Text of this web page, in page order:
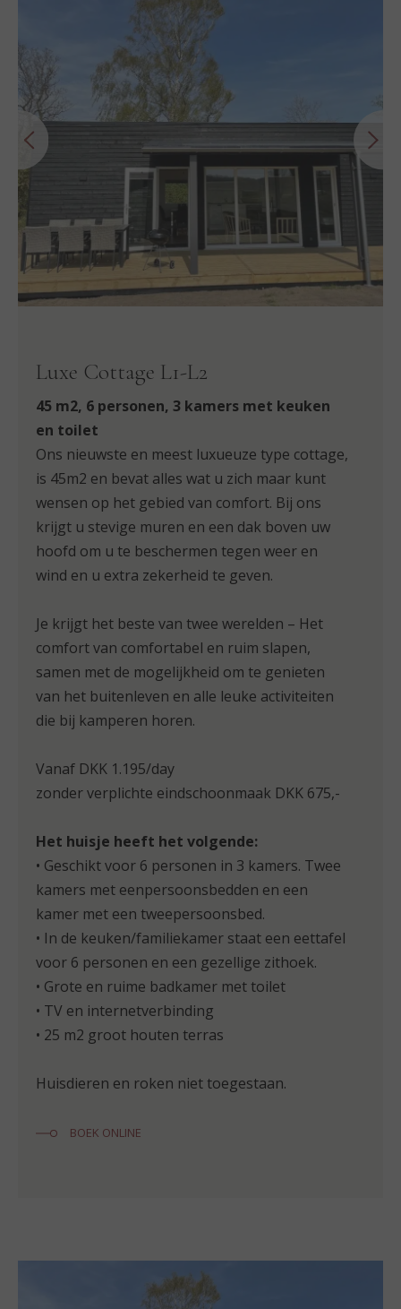
Luxe Cottage L1-L2
45 m2, 6 personen, 3 kamers met keuken
en toilet
Ons nieuwste en meest luxueuze type cottage,
is 45m2 en bevat alles wat u zich maar kunt
wensen op het gebied van comfort. Bij ons
krijgt u stevige muren en een dak boven uw
hoofd om u te beschermen tegen weer en
wind en u extra zekerheid te geven.
Je krijgt het beste van twee werelden – Het
comfort van comfortabel en ruim slapen,
samen met de mogelijkheid om te genieten
van het buitenleven en alle leuke activiteiten
die bij kamperen horen.
Vanaf DKK 1.195/day
zonder verplichte eindschoonmaak DKK 675,-
Het huisje heeft het volgende:
• Geschikt voor 6 personen in 3 kamers. Twee
kamers met eenpersoonsbedden en een
kamer met een tweepersoonsbed.
• In de keuken/familiekamer staat een eettafel
voor 6 personen en een gezellige zithoek.
• Grote en ruime badkamer met toilet
• TV en internetverbinding
• 25 m2 groot houten terras
Huisdieren en roken niet toegestaan.
BOEK ONLINE